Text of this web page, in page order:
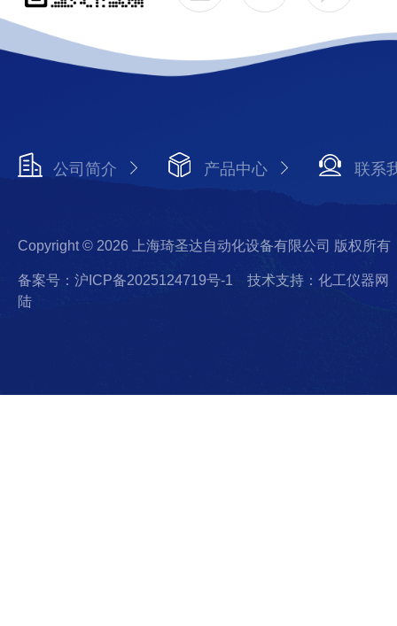
公司简介 产品中心 联系
Copyright © 2026 上海琦圣达自动化设备有限公司 版权所有
备案号：沪ICP备2025124719号-1
技术支持：化工仪器网
陆